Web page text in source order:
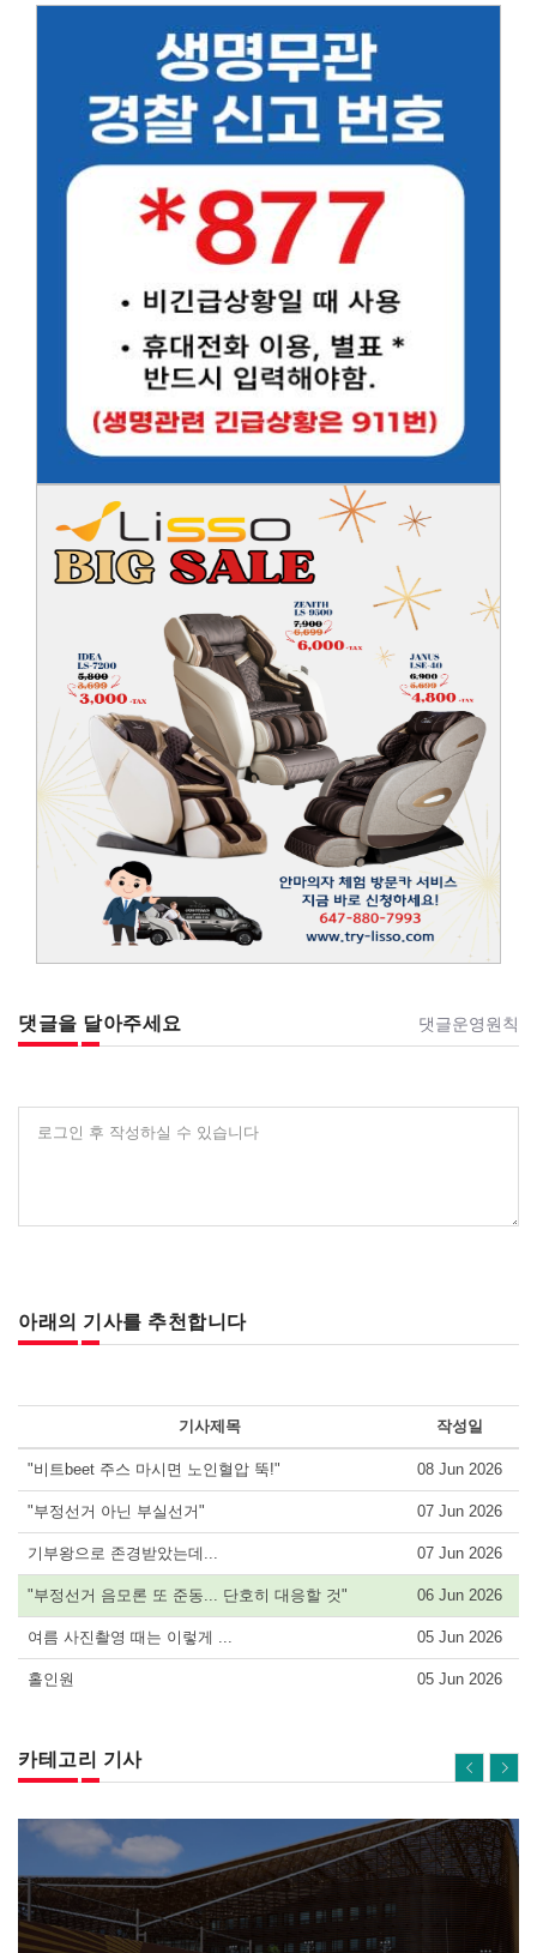
댓글을 달아주세요 댓글운영원칙
로그인 후 작성하실 수 있습니다
아래의 기사를 추천합니다
기사제목 작성일
"비트beet 주스 마시면 노인혈압 뚝!" 08 Jun 2026
"부정선거 아닌 부실선거" 07 Jun 2026
기부왕으로 존경받았는데... 07 Jun 2026
"부정선거 음모론 또 준동... 단호히 대응할 것" 06 Jun 2026
여름 사진촬영 때는 이렇게 ... 05 Jun 2026
홀인원 05 Jun 2026
카테고리 기사